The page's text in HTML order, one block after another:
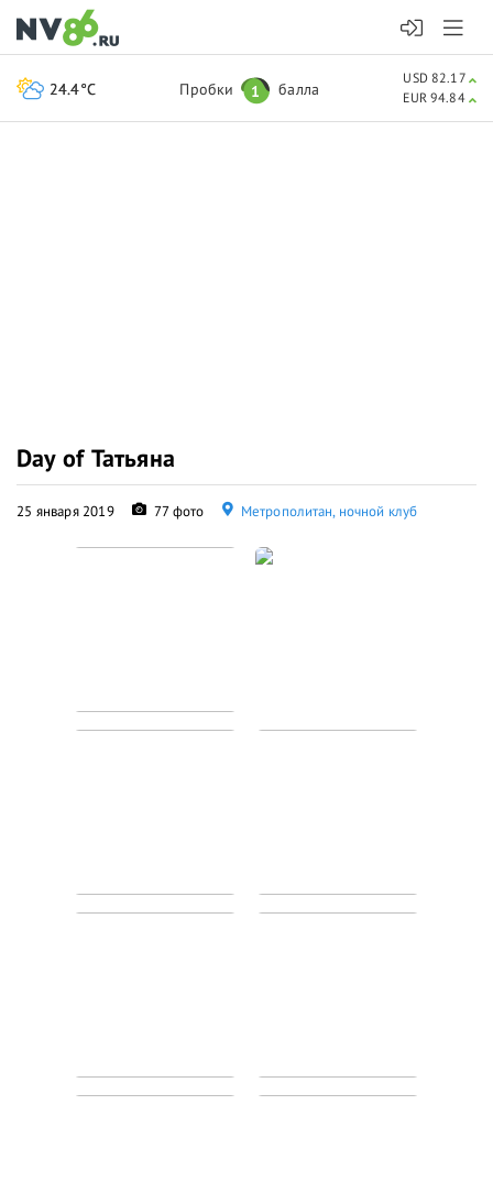
Day of Татьяна
25 января 2019 77 фото Метрополитан, ночной клуб
24.4°C Пробки 1 балла
USD 82.17
EUR 94.84